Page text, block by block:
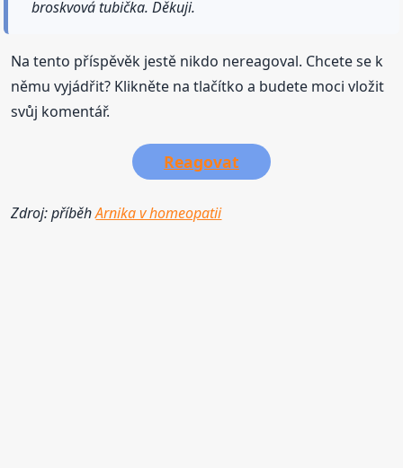
broskvová tubička. Děkuji.
Na tento příspěvěk jestě nikdo nereagoval. Chcete se k
němu vyjádřit? Klikněte na tlačítko a budete moci vložit
svůj komentář.
Reagovat
Zdroj: příběhArnika v homeopatii